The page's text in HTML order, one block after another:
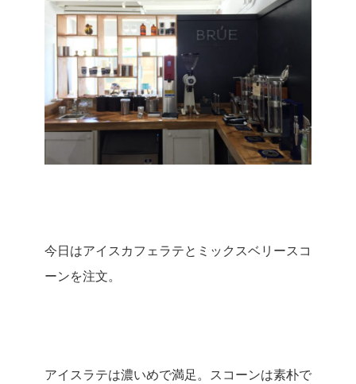
今日はアイスカフェラテとミックスベリースコ
ーンを注文。
アイスラテは濃いめで満足。スコーンは素朴で